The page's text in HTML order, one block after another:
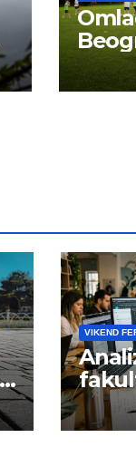
novu
VIKEND